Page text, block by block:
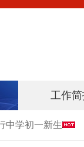
工作简
中学初一新生